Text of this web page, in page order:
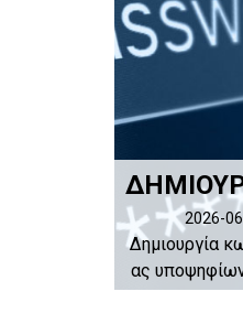
2026-
Δημιουργία
ας
για